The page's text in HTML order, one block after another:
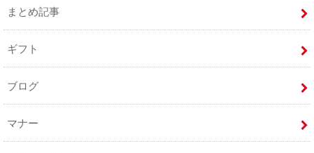
まとめ記事
ギフト
ブログ
マナー